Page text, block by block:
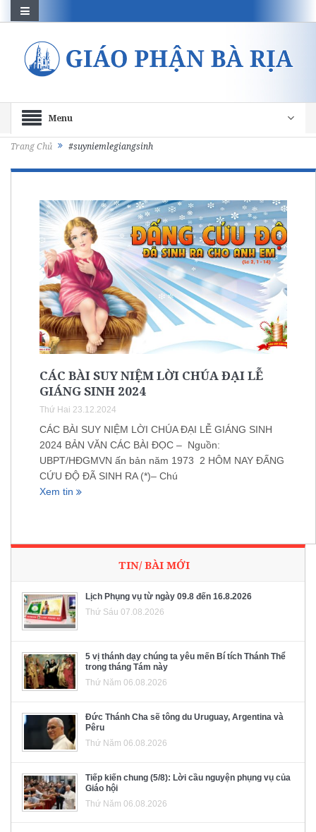
Menu
Trang Chủ #suyniemlegiangsinh
CÁC BÀI SUY NIỆM LỜI CHÚA ĐẠI LỄ
GIÁNG SINH 2024
Thứ Hai 23.12.2024
CÁC BÀI SUY NIỆM LỜI CHÚA ĐẠI LỄ GIÁNG SINH
2024 BẢN VĂN CÁC BÀI ĐỌC – Nguồn:
UBPT/HĐGMVN ấn bản năm 1973 2 HÔM NAY ĐẤNG
CỨU ĐỘ ĐÃ SINH RA (*)– Chú
Xem tin
TIN/ BÀI MỚI
Lịch Phụng vụ từ ngày 09.8 đến 16.8.2026
Thứ Sáu 07.08.2026
5 vị thánh dạy chúng ta yêu mến Bí tích Thánh Thể
trong tháng Tám này
Thứ Năm 06.08.2026
Đức Thánh Cha sẽ tông du Uruguay, Argentina và
Pêru
Thứ Năm 06.08.2026
Tiếp kiến chung (5/8): Lời cầu nguyện phụng vụ của
Giáo hội
Thứ Năm 06.08.2026